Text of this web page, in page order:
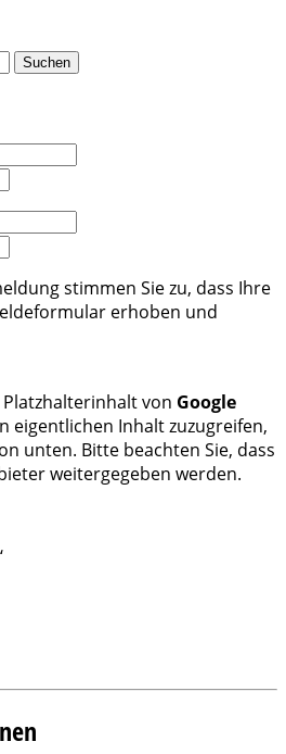
stimmen Sie zu, dass Ihre
erhoben und
von Google
eigentlichen Inhalt zuzugreifen,
unten. Bitte beachten Sie, dass
weitergegeben werden.
‘